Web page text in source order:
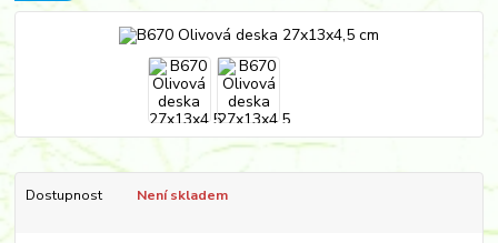
Dostupnost Není skladem